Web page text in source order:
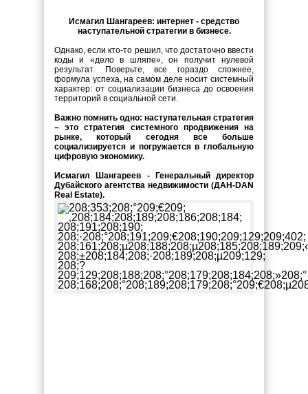
Исмагил Шангареев: интернет - средство
наступательной стратегии в бизнесе.
Однако, если кто-то решил, что достаточно ввести
коды и «дело в шляпе», он получит нулевой
результат. Поверьте, все гораздо сложнее,
формула успеха, на самом деле носит системный
характер: от социализации бизнеса до освоения
территорий в социальной сети.
Важно помнить одно: наступательная стратегия
– это стратегия системного продвижения на
рынке, который сегодня все больше
социализируется и погружается в глобальную
цифровую экономику.
Исмагил Шангареев - Генеральный директор
Дубайского агентства недвижимости (ДАН-DAN
Real Estate).